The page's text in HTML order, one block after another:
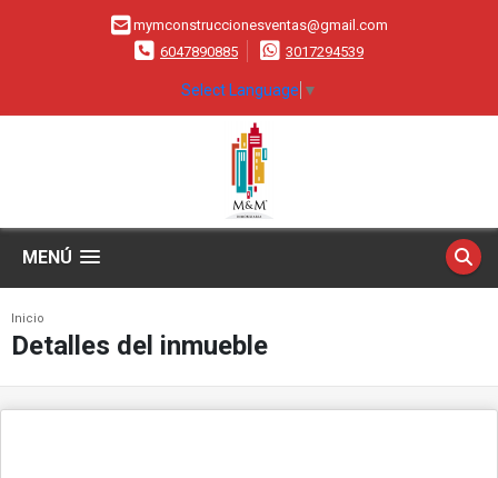
mymconstruccionesventas@gmail.com
6047890885
3017294539
Select Language ▼
MENÚ
Inicio
Detalles del inmueble